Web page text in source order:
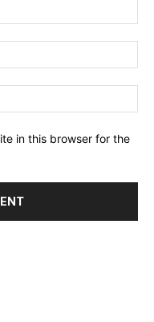
in this browser for the